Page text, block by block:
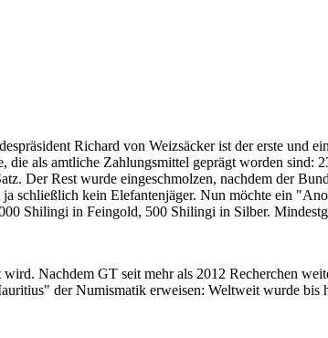
Richard von Weizsäcker ist der erste und
als amtliche Zahlungsmittel geprägt worden sind:
Der Rest wurde eingeschmolzen, nachdem der
schließlich kein Elefantenjäger. Nun möchte ein
Shilingi in Feingold, 500 Shilingi in Silber.
Nachdem GT seit mehr als 2012 Recherchen
der Numismatik erweisen: Weltweit wurde